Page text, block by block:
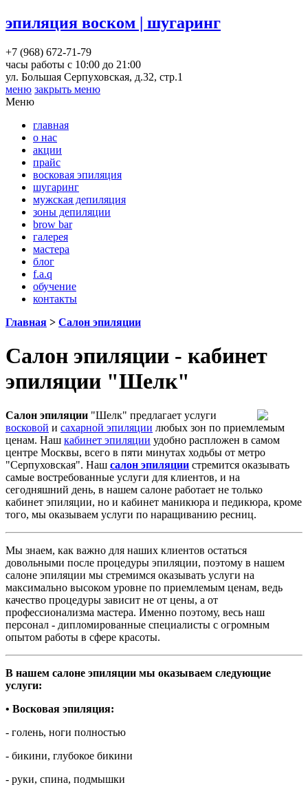
эпиляция воском | шугаринг
+7 (968) 672-71-79
часы работы с 10:00 до 21:00
ул. Большая Серпуховская, д.32, стр.1
меню закрыть меню
Меню
главная
о нас
акции
прайс
восковая эпиляция
шугаринг
мужская депиляция
зоны депиляции
brow bar
галерея
мастера
блог
f.a.q
обучение
контакты
Главная > Салон эпиляции
Салон эпиляции - кабинет
эпиляции "Шелк"
Салон эпиляции "Шелк" предлагает услуги
восковой и сахарной эпиляции любых зон по приемлемым
ценам. Наш кабинет эпиляции удобно распложен в самом
центре Москвы, всего в пяти минутах ходьбы от метро
"Серпуховская". Наш салон эпиляции стремится оказывать
самые востребованные услуги для клиентов, и на
сегодняшний день, в нашем салоне работает не только
кабинет эпиляции, но и кабинет маникюра и педикюра, кроме
того, мы оказываем услуги по наращиванию ресниц.
Мы знаем, как важно для наших клиентов остаться
довольными после процедуры эпиляции, поэтому в нашем
салоне эпиляции мы стремимся оказывать услуги на
максимально высоком уровне по приемлемым ценам, ведь
качество процедуры зависит не от цены, а от
профессионализма мастера. Именно поэтому, весь наш
персонал - дипломированные специалисты с огромным
опытом работы в сфере красоты.
В нашем салоне эпиляции мы оказываем следующие
услуги:
• Восковая эпиляция:
- голень, ноги полностью
- бикини, глубокое бикини
- руки, спина, подмышки